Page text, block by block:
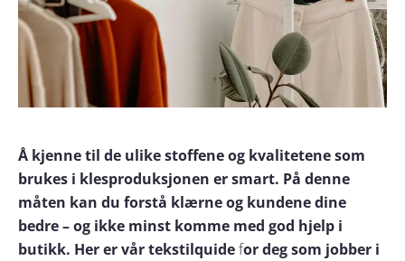
Å kjenne til de ulike stoffene og kvalitetene som
brukes i klesproduksjonen er smart. På denne
måten kan du forstå klærne og kundene dine
bedre – og ikke minst komme med god hjelp i
butikk. Her er vår tekstilquidefor deg som jobber i